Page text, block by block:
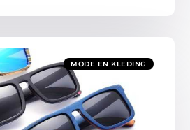
MODE EN KLEDING